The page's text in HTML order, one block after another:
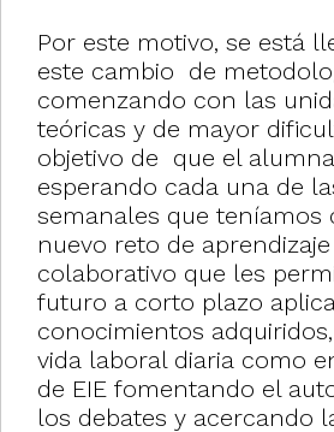
Por este motivo, se está
este cambio de
comenzando con las
teóricas y de mayor
objetivo de que el
esperando cada una de
semanales que teníamos
nuevo reto de
colaborativo que les
futuro a corto plazo
conocimientos
vida laboral diaria como
de EIE fomentando el
los debates y acercando